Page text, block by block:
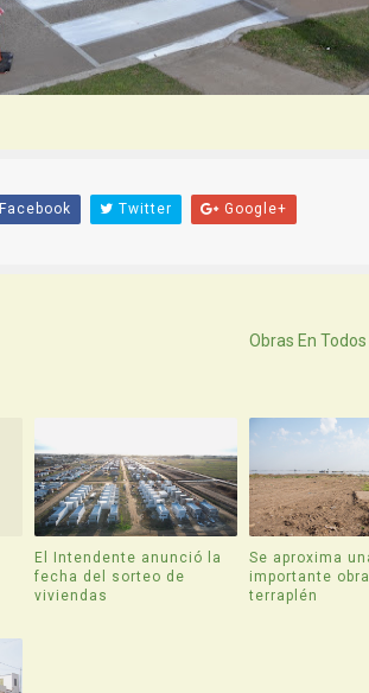
Facebook Twitter Google+
Obras En
El Intendente anunció la
fecha del sorteo de
viviendas
Se aproxima
importante
terraplén